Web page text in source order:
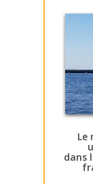
Le
dans